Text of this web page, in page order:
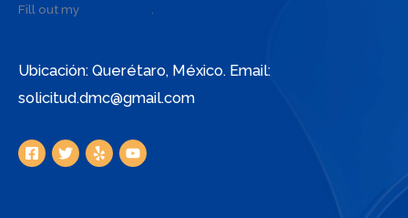
Fill out my
Ubicación: Querétaro, México. Email:
solicitud.dmc@gmail.com